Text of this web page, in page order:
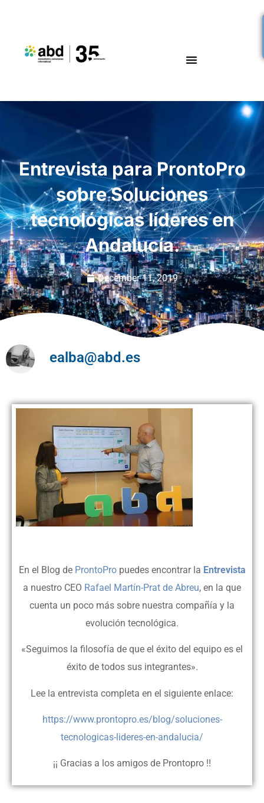
Entrevista para ProntoPro
sobre Soluciones
tecnológicas líderes en
Andalucía.
December 11, 2019
ealba@abd.es
En el Blog de ProntoPropuedes encontrar la Entrevista
a nuestro CEO Rafael Martín-Prat de Abreu, en la que
cuenta un poco más sobre nuestra compañía y la
evolución tecnológica.
«Seguimos la filosofía de que el éxito del equipo es el
éxito de todos sus integrantes».
Lee la entrevista completa en el siguiente enlace:
https://www.prontopro.es/blog/soluciones-
tecnologicas-lideres-en-andalucia/
¡¡ Gracias a los amigos de Prontopro !!